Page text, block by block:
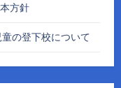
方針
の登下校について